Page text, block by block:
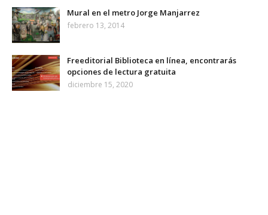
Mural en el metro Jorge Manjarrez
febrero 13, 2014
Freeditorial Biblioteca en línea, encontrarás
opciones de lectura gratuita
diciembre 15, 2020